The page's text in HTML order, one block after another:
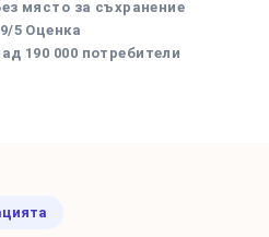
място за съхранение
5 Оценка
190 000 потребители